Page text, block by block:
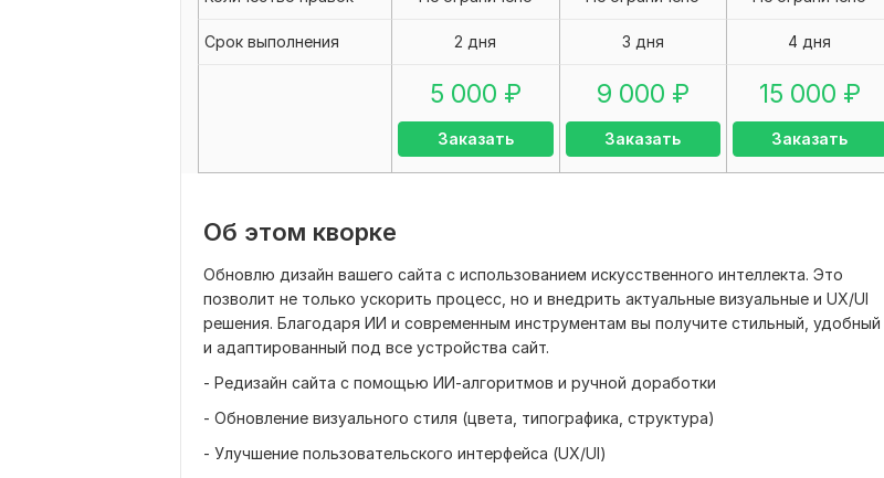
Срок выполнения 2 дня 3 дня 4 дня
5 000 ₽
Заказать
9 000 ₽
Заказать
15 000 ₽
Заказать
Об этом кворке
Обновлю дизайн вашего сайта с использованием искусственного интеллекта. Это
позволит не только ускорить процесс, но и внедрить актуальные визуальные и UX/UI
решения. Благодаря ИИ и современным инструментам вы получите стильный, удобный
и адаптированный под все устройства сайт.
- Редизайн сайта с помощью ИИ-алгоритмов и ручной доработки
- Обновление визуального стиля (цвета, типографика, структура)
- Улучшение пользовательского интерфейса (UX/UI)